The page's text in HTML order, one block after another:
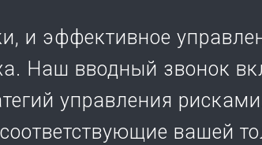
и эффективное
Наш вводный звонок
управления
вашей